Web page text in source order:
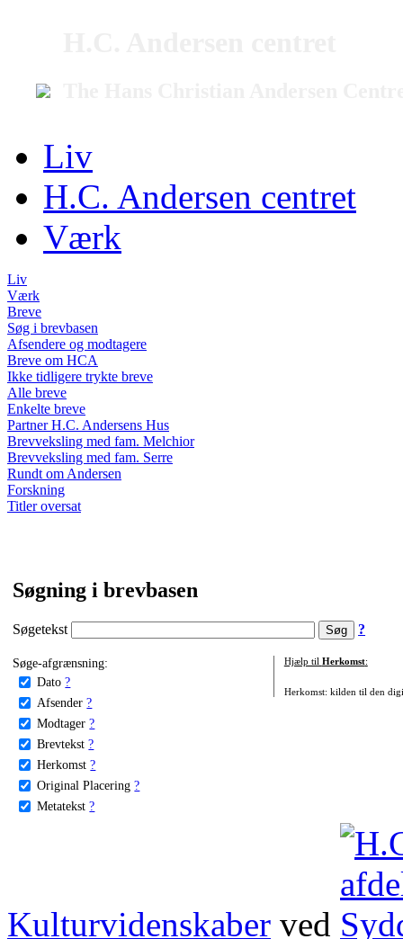
Liv
H.C. Andersen centret
Værk
Liv
Værk
Breve
Søg i brevbasen
Afsendere og modtagere
Breve om HCA
Ikke tidligere trykte breve
Alle breve
Enkelte breve
Partner H.C. Andersens Hus
Brevveksling med fam. Melchior
Brevveksling med fam. Serre
Rundt om Andersen
Forskning
Titler oversat
Søgning i brevbasen
Søgetekst ?
Søge-afgrænsning:
Dato ?
Afsender ?
Modtager ?
Brevtekst ?
Herkomst ?
Original Placering ?
Metatekst ?
Hjælp til Herkomst:
Herkomst: kilden til den
Kulturvidenskaber ved